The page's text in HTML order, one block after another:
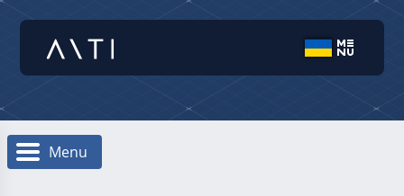
Menu